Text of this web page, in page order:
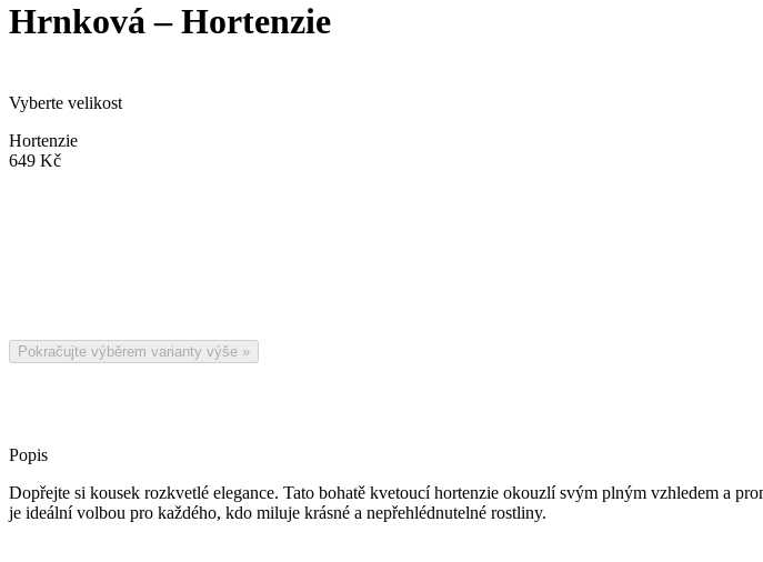
Hrnková–Hortenzie
Popis
Dopřejte si kousek rozkvetlé elegance. Tato bohatě kvetoucí hortenzie okouzlí svým plným vzhledem a
je ideální volbou pro každého, kdo miluje krásné a nepřehlédnutelné rostliny.
Vyberte velikost
Hortenzie
649 Kč
Pokračujte výběrem varianty výše »